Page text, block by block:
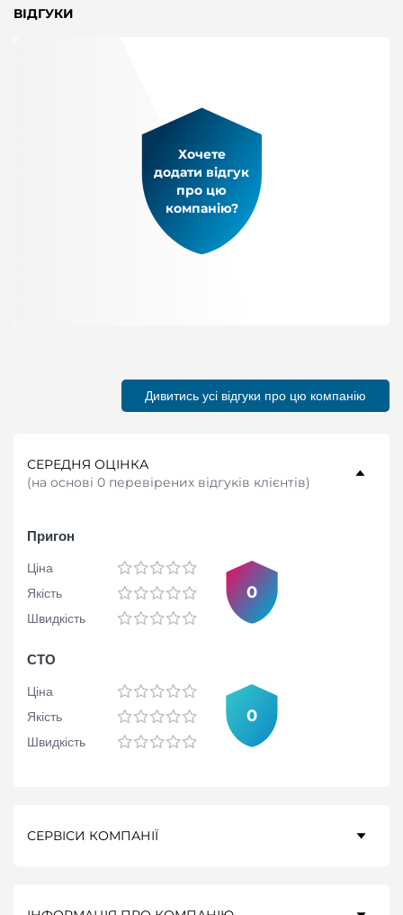
ВІДГУКИ
Хочете
додати відгук
про цю
компанію?
Дивитись усі відгуки про цю компанію
СЕРЕДНЯ ОЦІНКА
(на основі 0 перевірених відгуків клієнтів)
Пригон
Ціна
Якість
Швидкість
0
СТО
Ціна
Якість
Швидкість
0
СЕРВІСИ КОМПАНІЇ